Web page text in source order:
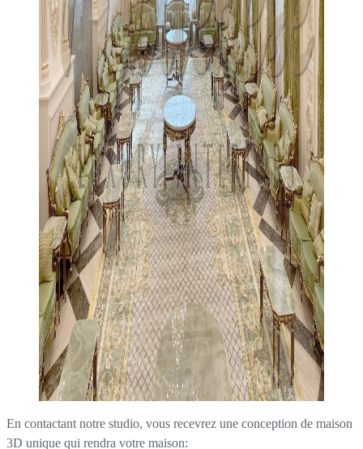
En contactant notre studio, vous recevrez une conception de maison
3D unique qui rendra votre maison: